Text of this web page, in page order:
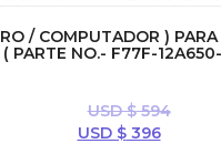
/ COMPUTADOR )
PARTE NO.- F77F-
USD $594
El
USD $396El